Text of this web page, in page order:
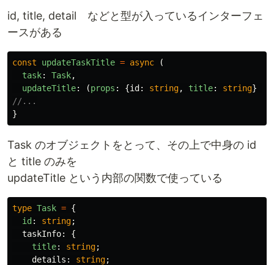
id, title, detail などと型が入っているインターフェ
ースがある
const updateTaskTitle = async
(
task: Task,
updateTitle: (props : {id : string, title: string}
//...
}
Task のオブジェクトをとって、その上で中身の id
と title のみを
updateTitle という内部の関数で使っている
type Task = {
id : string;
taskInfo:
{
title: string;
details : string;